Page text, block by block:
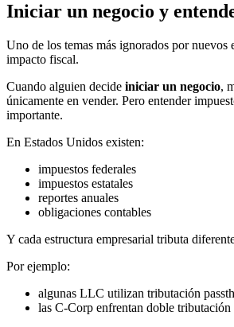
Iniciar un negocio y
Uno de los temas más ignorados por nuevos
impacto fiscal.
Cuando alguien decide iniciar un negocio,
únicamente en vender. Pero entender
importante.
En Estados Unidos existen:
impuestos federales
impuestos estatales
reportes anuales
obligaciones contables
Y cada estructura empresarial tributa
Por ejemplo:
algunas LLC utilizan tributación
las C-Corp enfrentan doble tributación